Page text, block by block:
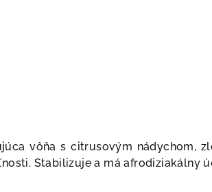
vôňa s citrusovým nádychom,
Stabilizuje a má afrodiziakálny